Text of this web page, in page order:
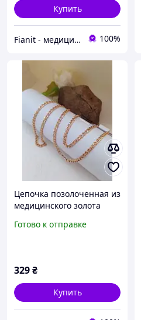
Купить
Fianit - медицинское золото 100%
Цепочка позолоченная из
медицинского золота
ширина 4 мм
Готово к отправке
329₴
Купить